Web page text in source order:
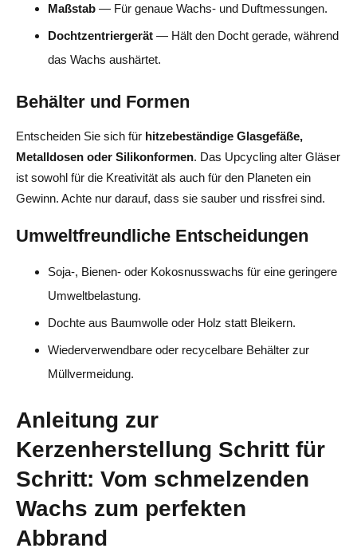
Maßstab — Für genaue Wachs- und Duftmessungen.
Dochtzentriergerät — Hält den Docht gerade, während
das Wachs aushärtet.
Behälter und Formen
Entscheiden Sie sich für hitzebeständige Glasgefäße,
Metalldosen oder Silikonformen. Das Upcycling alter Gläser
ist sowohl für die Kreativität als auch für den Planeten ein
Gewinn. Achte nur darauf, dass sie sauber und rissfrei sind.
Umweltfreundliche Entscheidungen
Soja-, Bienen- oder Kokosnusswachs für eine geringere
Umweltbelastung.
Dochte aus Baumwolle oder Holz statt Bleikern.
Wiederverwendbare oder recycelbare Behälter zur
Müllvermeidung.
Anleitung zur
Kerzenherstellung Schritt für
Schritt: Vom schmelzenden
Wachs zum perfekten
Abbrand